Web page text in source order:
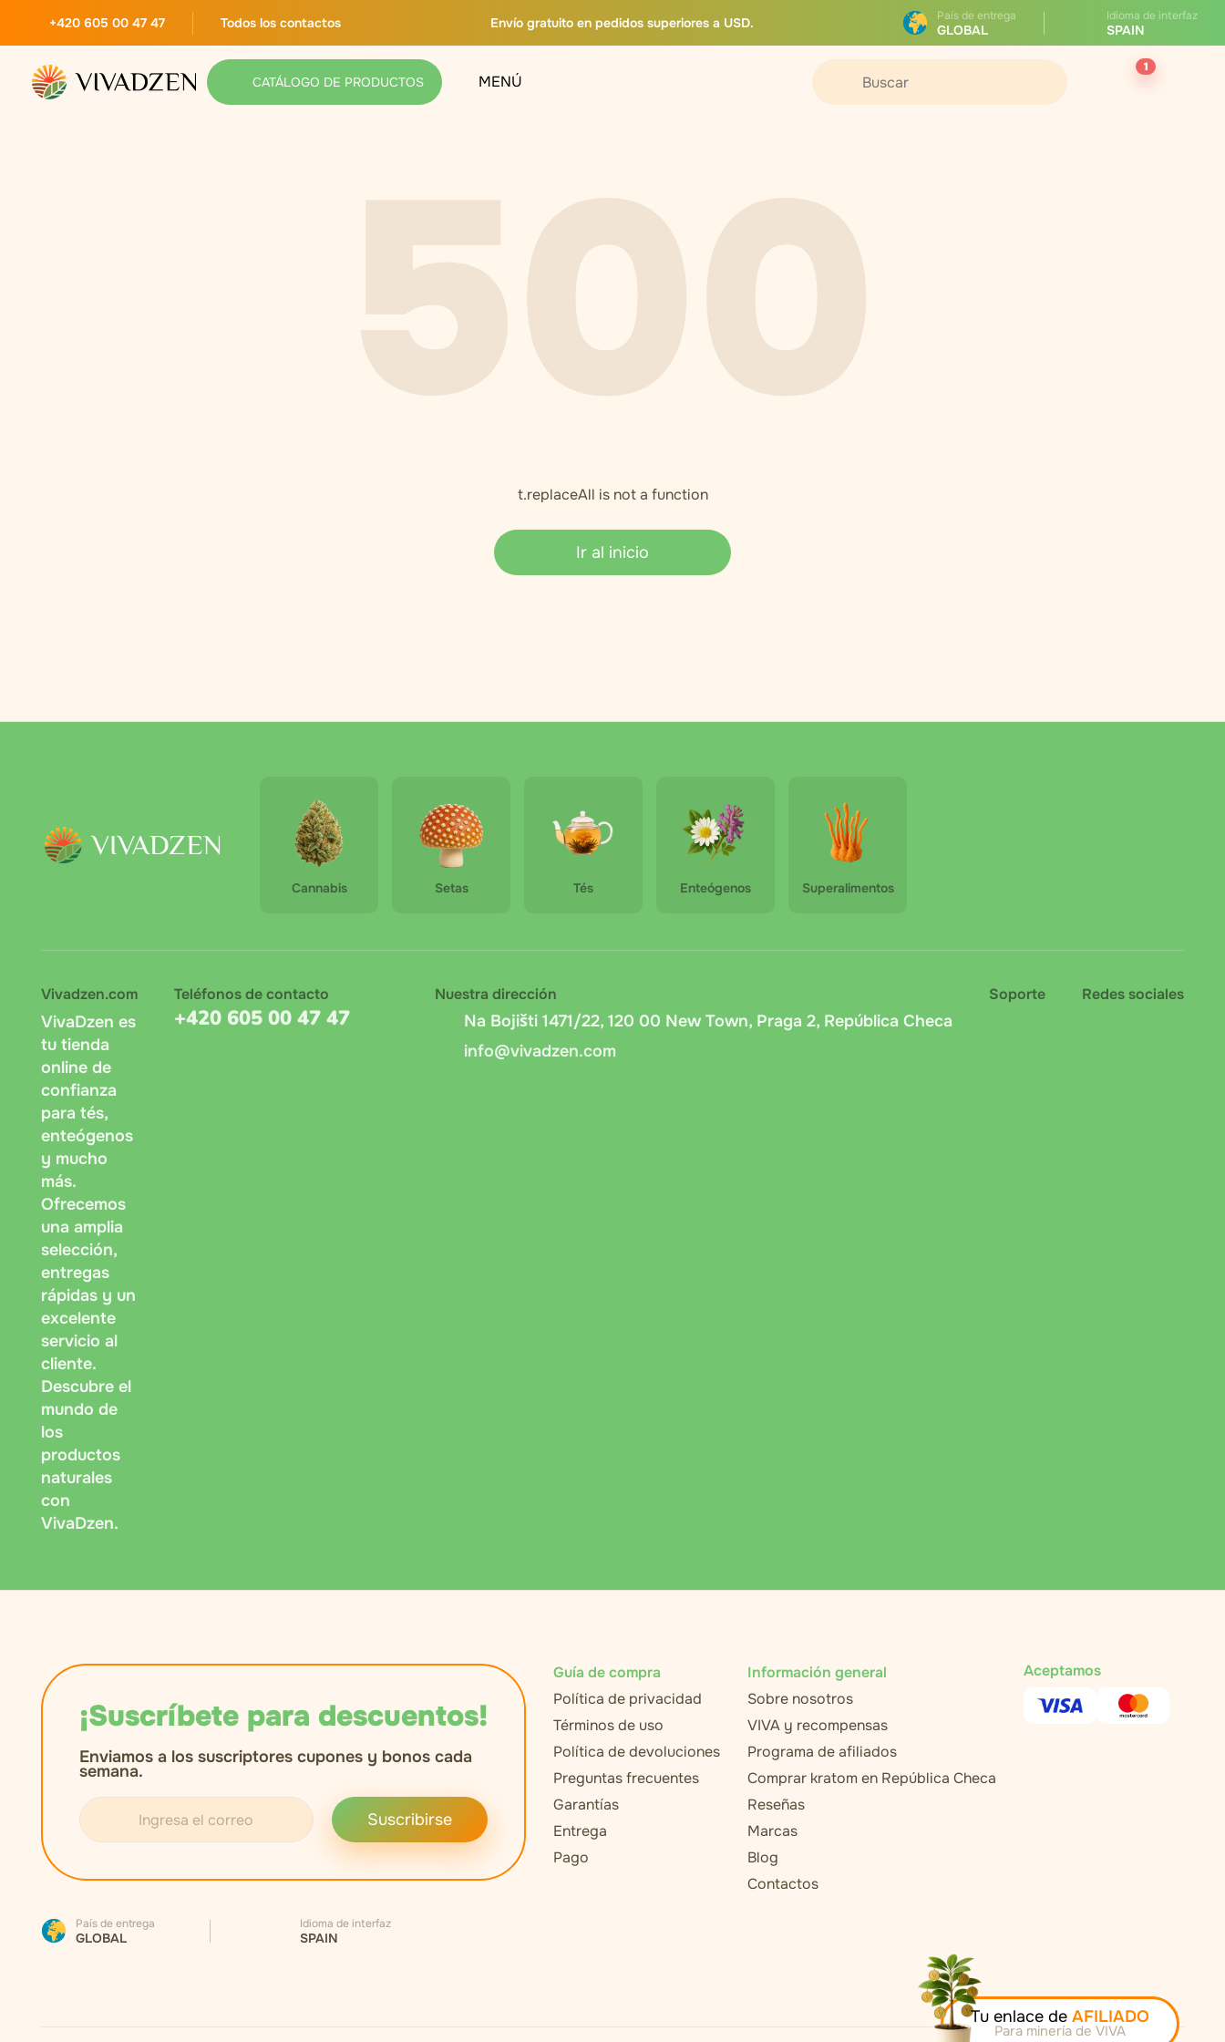
+420 605 00 47 47 Todos los contactos Envío gratuito en pedidos superiores a USD. País de entrega
GLOBAL
Idioma de interfaz
SPAIN
CATÁLOGO DE PRODUCTOS MENÚ
1
t.replaceAll is not a function
Ir al inicio
Cannabis Setas Tés Enteógenos Superalimentos
Vivadzen.com
VivaDzen es
tu tienda
online de
confianza
para tés,
enteógenos
y mucho
más.
Ofrecemos
una amplia
selección,
entregas
rápidas y un
excelente
servicio al
cliente.
Descubre el
mundo de
los
productos
naturales
con
VivaDzen.
Teléfonos de contacto
+420 605 00 47 47
Soporte Redes sociales
Nuestra dirección
Na Bojišti 1471/22, 120 00 New Town, Praga 2, República Checa
info@vivadzen.com
¡Suscríbete para descuentos!
Enviamos a los suscriptores cupones y bonos cada
semana.
Suscribirse
País de entrega
GLOBAL
Idioma de interfaz
SPAIN
Guía de compra
Política de privacidad
Términos de uso
Política de devoluciones
Preguntas frecuentes
Garantías
Entrega
Pago
Información general
Sobre nosotros
VIVA y recompensas
Programa de afiliados
Comprar kratom en República Checa
Reseñas
Marcas
Blog
Contactos
Aceptamos
Tu enlace de AFILIADO
Para minería de VIVA